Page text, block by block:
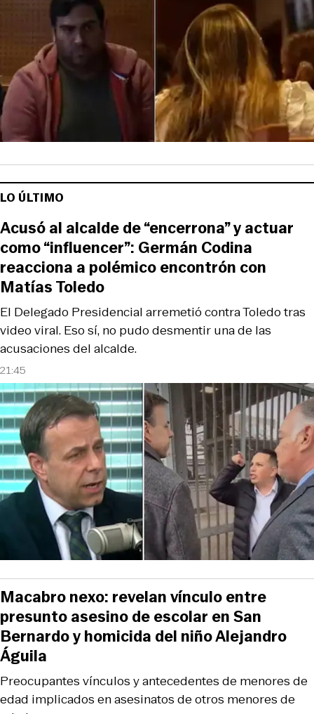
LO ÚLTIMO
21:45
El Delegado Presidencial arremetió contra Toledo tras
video viral. Eso sí, no pudo desmentir una de las
acusaciones del alcalde.
Acusó al alcalde de “encerrona” y actuar
como “influencer”: Germán Codina
reacciona a polémico encontrón con
Matías Toledo
Preocupantes vínculos y antecedentes de menores de
edad implicados en asesinatos de otros menores de
Macabro nexo: revelan vínculo entre
presunto asesino de escolar en San
Bernardo y homicida del niño Alejandro
Águila